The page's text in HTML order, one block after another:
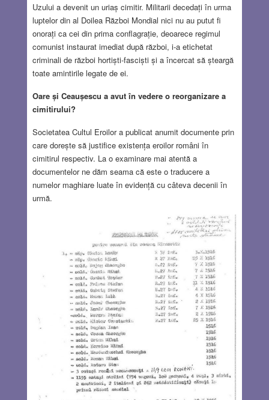
Uzului a devenit un uriaș cimitir. Militarii decedați în urma
luptelor din al Doilea Război Mondial nici nu au putut fi
onorați ca cei din prima conflagrație, deoarece regimul
comunist instaurat imediat după război, i-a etichetat
criminali de război hortiști-fasciști și a încercat să șteargă
toate amintirile legate de ei.
Oare și Ceaușescu a avut în vedere o reorganizare a
cimitirului?
Societatea Cultul Eroilor a publicat anumit documente prin
care dorește să justifice existența eroilor români în
cimitirul respectiv. La o examinare mai atentă a
documentelor ne dăm seama că este o traducere a
numelor maghiare luate în evidență cu câteva decenii în
urmă.